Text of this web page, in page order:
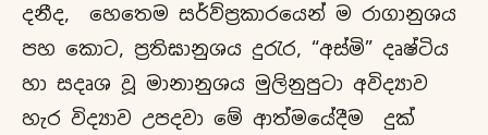
දනීද, හෙතෙම සර්ව්ප්‍රකාරයෙන් ම රාගානුශය
පහ කොට, ප්‍රතිඝානුශය දුරැර, “අස්මි” දෘෂ්ටිය
හා සදෘශ වූ මානානුශය මුලිනුපුටා අවිද්‍යාව
හැර විද්‍යාව උපදවා මේ ආත්මයේදීම දුක්